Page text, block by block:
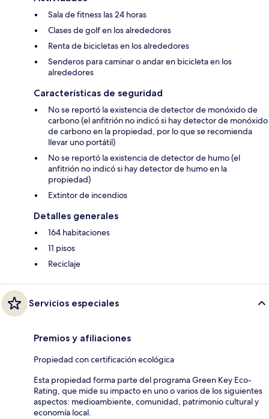
Sala de fitness las 24 horas
Clases de golf en los alrededores
Renta de bicicletas en los alrededores
Senderos para caminar o andar en bicicleta en los
alrededores
Características de seguridad
No se reportó la existencia de detector de monóxido de
carbono (el anfitrión no indicó si hay detector de monóxido
de carbono en la propiedad, por lo que se recomienda
llevar uno portátil)
No se reportó la existencia de detector de humo (el
anfitrión no indicó si hay detector de humo en la
propiedad)
Extintor de incendios
Detalles generales
164 habitaciones
11 pisos
Reciclaje
Servicios especiales
Premios y afiliaciones
Propiedad con certificación ecológica
Esta propiedad forma parte del programa Green Key Eco-
Rating, que mide su impacto en uno o varios de los siguientes
aspectos: medioambiente, comunidad, patrimonio cultural y
economía local.